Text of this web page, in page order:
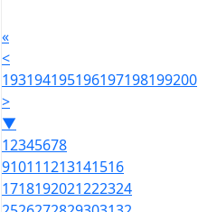
«
<
193194195196197198199200
>
▼
12345678
910111213141516
1718192021222324